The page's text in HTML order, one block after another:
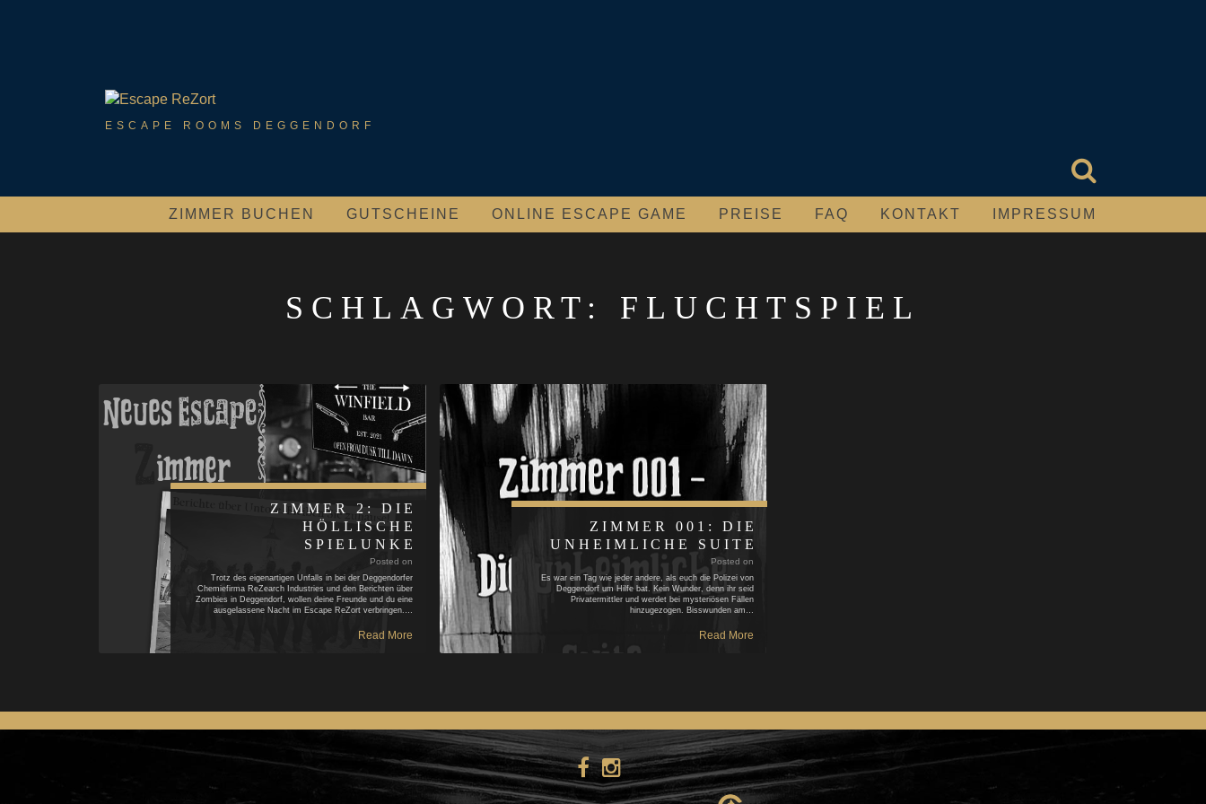
ESCAPE ROOMS DEGGENDORF
ZIMMER BUCHEN GUTSCHEINE ONLINE ESCAPE GAME PREISE FAQ KONTAKT IMPRESSUM
SCHLAGWORT: FLUCHTSPIEL
ZIMMER 2: DIE
HÖLLISCHE
SPIELUNKE
Posted on
Trotz des eigenartigen Unfalls in bei der Deggendorfer
Chemiefirma ReZearch Industries und den Berichten über
Zombies in Deggendorf, wollen deine Freunde und du eine
ausgelassene Nacht im Escape ReZort verbringen.…
Read More
ZIMMER 001: DIE
UNHEIMLICHE SUITE
Posted on
Es war ein Tag wie jeder andere, als euch die Polizei von
Deggendorf um Hilfe bat. Kein Wunder, denn ihr seid
Privatermittler und werdet bei mysteriösen Fällen
hinzugezogen. Bisswunden am…
Read More